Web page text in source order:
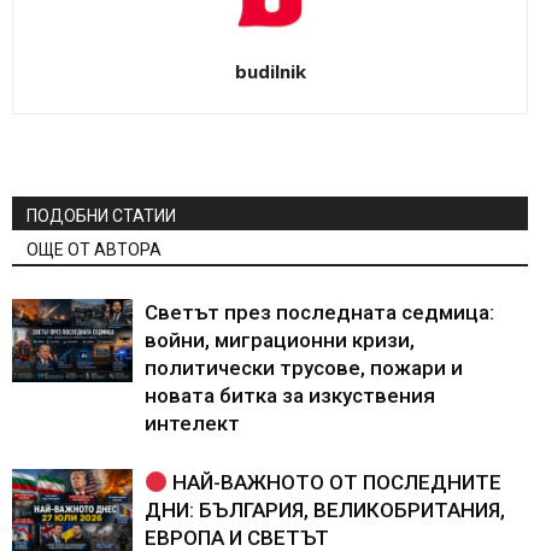
budilnik
ПОДОБНИ СТАТИИ
ОЩЕ ОТ АВТОРА
Светът през последната седмица:
войни, миграционни кризи,
политически трусове, пожари и
новата битка за изкуствения
интелект
НАЙ-ВАЖНОТО ОТ ПОСЛЕДНИТЕ
ДНИ: БЪЛГАРИЯ, ВЕЛИКОБРИТАНИЯ,
ЕВРОПА И СВЕТЪТ